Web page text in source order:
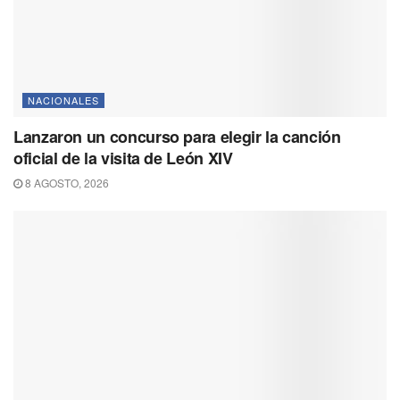
NACIONALES
Lanzaron un concurso para elegir la canción
oficial de la visita de León XIV
8 AGOSTO, 2026